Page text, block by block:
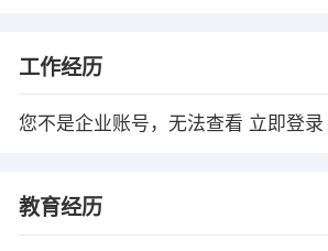
工作经历
您不是企业账号，无法查看 立即登录
教育经历